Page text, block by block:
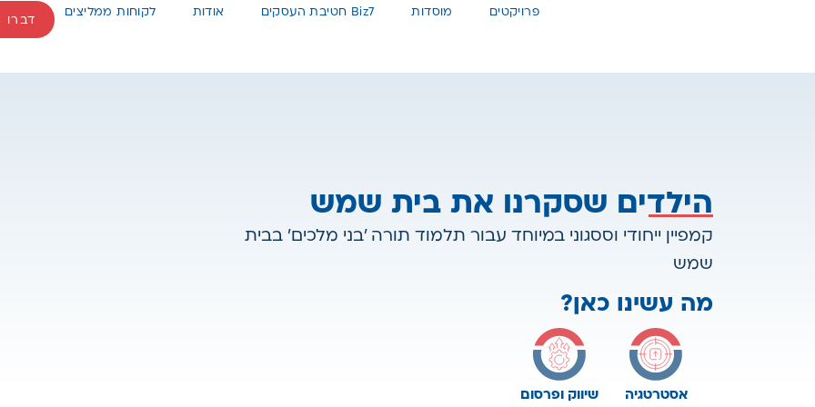
פרויקטים מוסדות Biz7 חטיבת העסקים אודות לקוחות ממליצים
דברו
הילדים שסקרנו את בית שמש
קמפיין ייחודי וססגוני במיוחד עבור תלמוד תורה 'בני מלכים' בבית
שמש
מה עשינו כאן?
אסטרטגיה שיווק ופרסום